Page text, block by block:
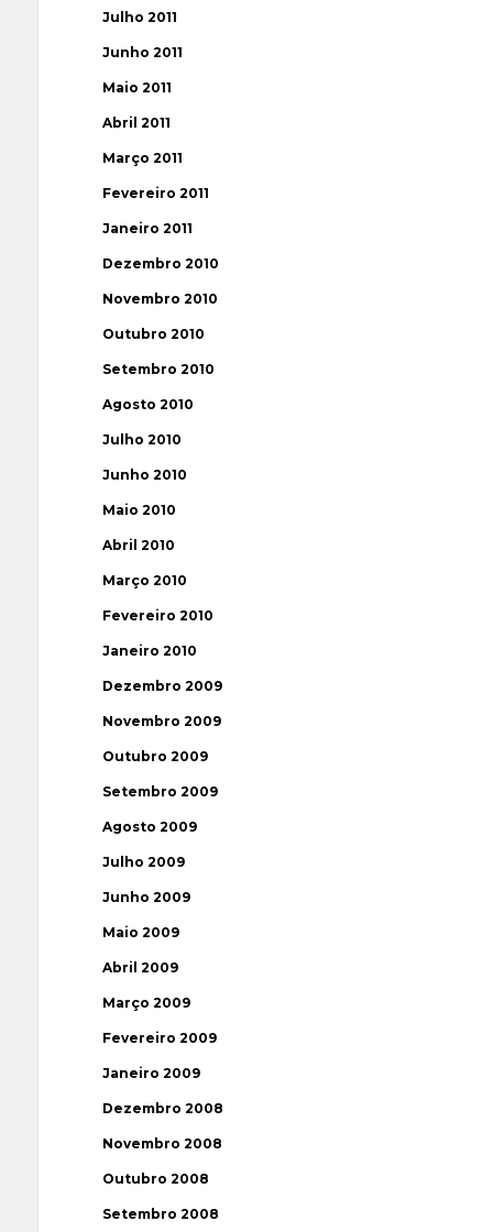
Julho 2011
Junho 2011
Maio 2011
Abril 2011
Março 2011
Fevereiro 2011
Janeiro 2011
Dezembro 2010
Novembro 2010
Outubro 2010
Setembro 2010
Agosto 2010
Julho 2010
Junho 2010
Maio 2010
Abril 2010
Março 2010
Fevereiro 2010
Janeiro 2010
Dezembro 2009
Novembro 2009
Outubro 2009
Setembro 2009
Agosto 2009
Julho 2009
Junho 2009
Maio 2009
Abril 2009
Março 2009
Fevereiro 2009
Janeiro 2009
Dezembro 2008
Novembro 2008
Outubro 2008
Setembro 2008